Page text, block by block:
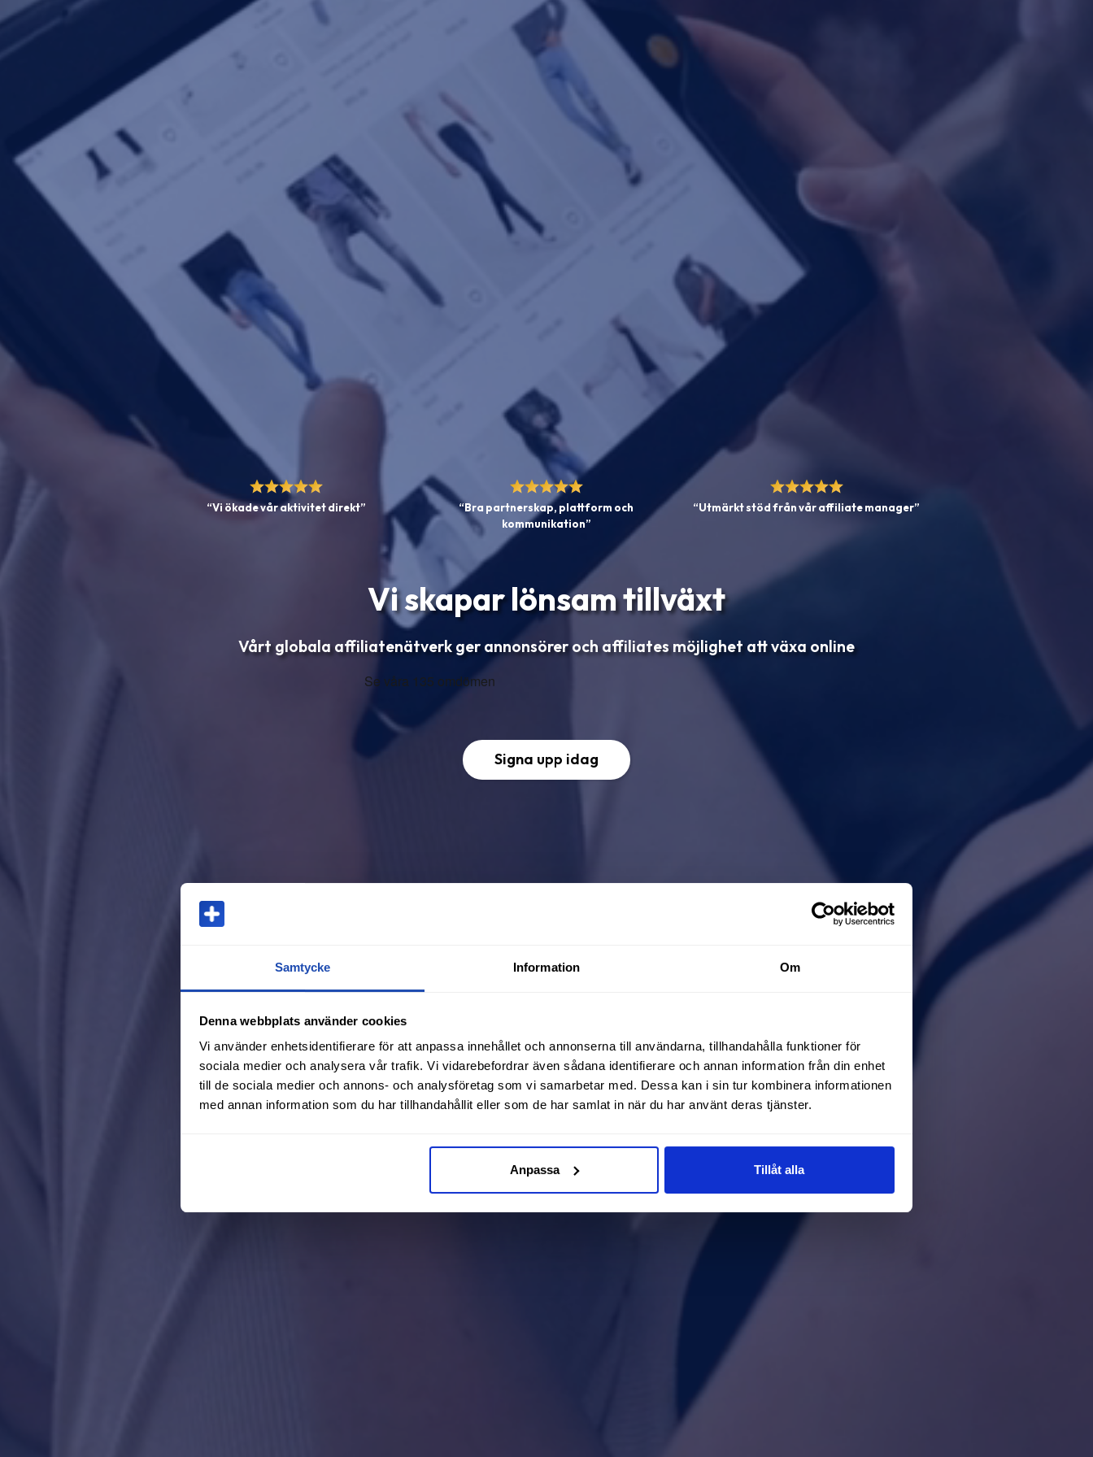
Samtycke Information Om
Denna webbplats använder cookies
Vi använder enhetsidentifierare för att anpassa innehållet och annonserna till användarna, tillhandahålla funktioner för
sociala medier och analysera vår trafik. Vi vidarebefordrar även sådana identifierare och annan information från din enhet
till de sociala medier och annons- och analysföretag som vi samarbetar med. Dessa kan i sin tur kombinera informationen
med annan information som du har tillhandahållit eller som de har samlat in när du har använt deras tjänster.
Anpassa Tillåt alla
“Vi ökade vår aktivitet direkt”
“Bra partnerskap, plattform och
kommunikation”
“Utmärkt stöd från vår affiliate manager”
Vi skapar lönsam tillväxt
Vårt globala affiliatenätverk ger annonsörer och affiliates möjlighet att växa online
Signa upp idag